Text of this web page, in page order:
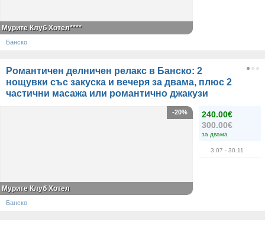
Мурите Клуб Хотел****
Банско
Романтичен делничен релакс в Банско: 2
нощувки със закуска и вечеря за двама, плюс 2
частични масажа или романтично джакузи
240.00€
300.00€
за двама
3.07 - 30.11
-20%
Мурите Клуб Хотел
Банско